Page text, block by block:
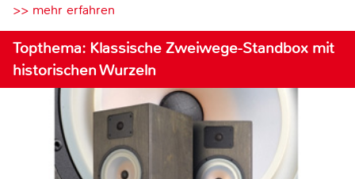
>> mehr erfahren
Topthema: Klassische Zweiwege-Standbox mit
historischen Wurzeln